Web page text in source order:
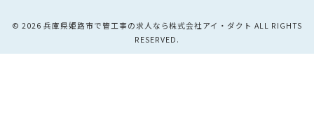
© 2026 兵庫県姫路市で管工事の求人なら株式会社アイ・ダクト ALL RIGHTS
RESERVED.